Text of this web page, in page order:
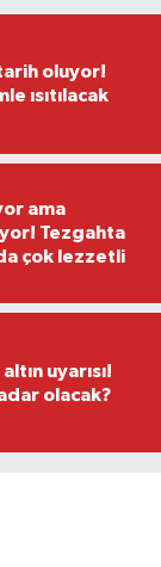
oluyor!
ısıtılacak
ama
Tezgahta
çok lezzetli
uyarısı!
olacak?